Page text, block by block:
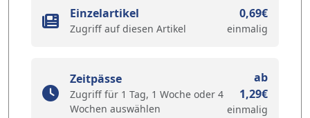
Einzelartikel
Zugriff auf diesen Artikel
0,69€
einmalig
Zeitpässe
Zugriff für 1 Tag, 1 Woche oder 4
Wochen auswählen
ab
1,29€
einmalig